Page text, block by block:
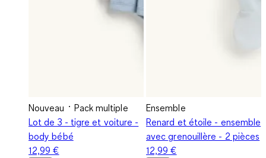
Nouveau
Pack multiple
Lot de 3 - tigre et voiture -
body bébé
12,99 €
Ensemble
Renard et étoile - ensemble
avec grenouillère - 2 pièces
12,99 €